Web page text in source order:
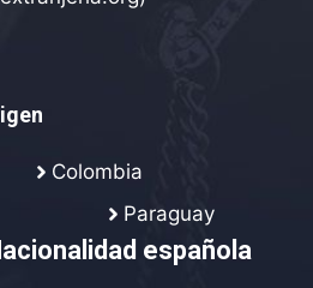
Colombia
Paraguay
española